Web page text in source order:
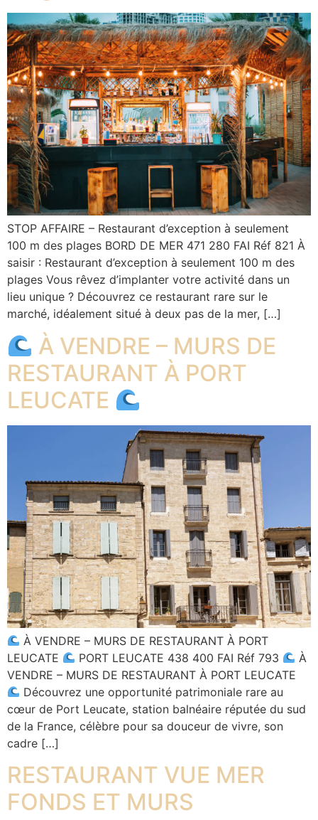
STOP AFFAIRE – Restaurant d’exception à seulement
100 m des plages BORD DE MER 471 280 FAI Réf 821 À
saisir : Restaurant d’exception à seulement 100 m des
plages Vous rêvez d’implanter votre activité dans un
lieu unique ? Découvrez ce restaurant rare sur le
marché, idéalement situé à deux pas de la mer, […]
À VENDRE – MURS DE
RESTAURANT À PORT
LEUCATE
À VENDRE – MURS DE RESTAURANT À PORT
LEUCATE
PORT LEUCATE 438 400 FAI Réf 793
À
VENDRE – MURS DE RESTAURANT À PORT LEUCATE
Découvrez une opportunité patrimoniale rare au
cœur de Port Leucate, station balnéaire réputée du sud
de la France, célèbre pour sa douceur de vivre, son
cadre […]
RESTAURANT VUE MER
FONDS ET MURS